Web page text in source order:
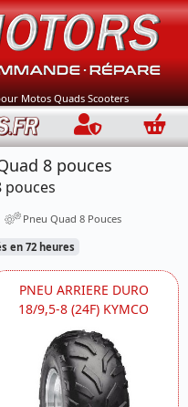
Motos Quads Scooters
Connection
8 pouces
pouces
Pneu Quad 8 Pouces
en 72 heures
PNEU ARRIERE DURO
18/9,5-8 (24F) KYMCO